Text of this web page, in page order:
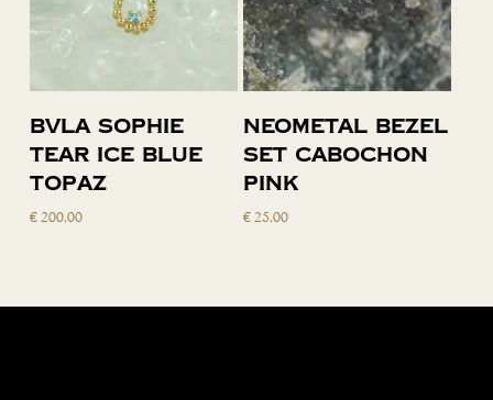
Toevoegen
aan
winkelwagen
BVLA Sophie
Tear Ice Blue
Topaz
€200,00
Toevoegen
aan
winkelwagen
Neometal bezel
set cabochon
pink
€25,00